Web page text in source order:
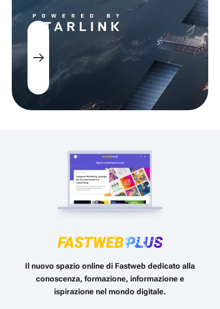
Il nuovo spazio online di Fastweb dedicato alla
conoscenza, formazione, informazione e
ispirazione nel mondo digitale.